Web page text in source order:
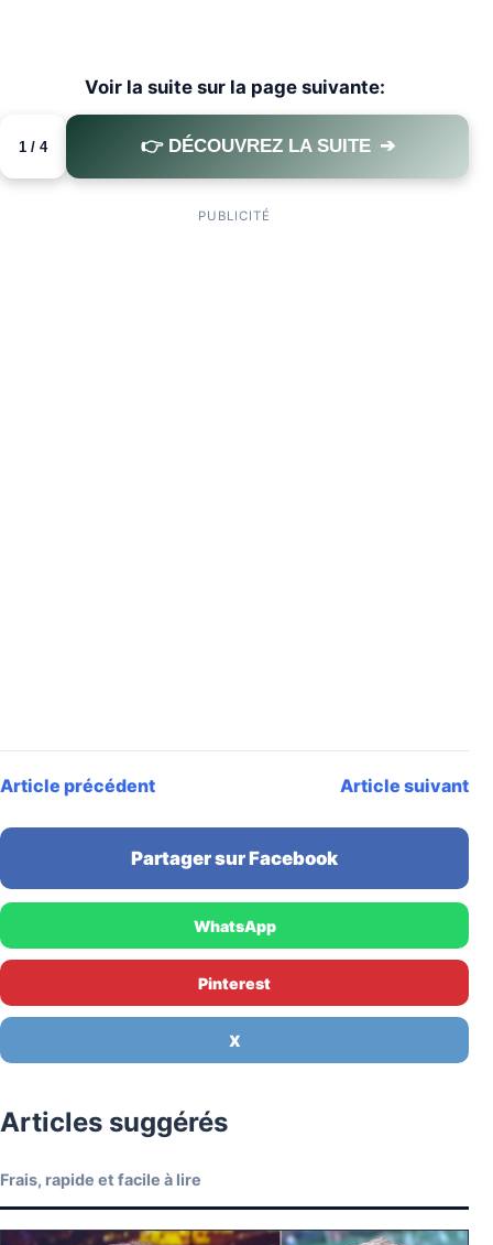
Voir la suite sur la page suivante:
1 / 4 👉 DÉCOUVREZ LA SUITE ➔
PUBLICITÉ
Article précédent Article suivant
Partager sur Facebook
WhatsApp
Pinterest
X
Articles suggérés
Frais, rapide et facile à lire